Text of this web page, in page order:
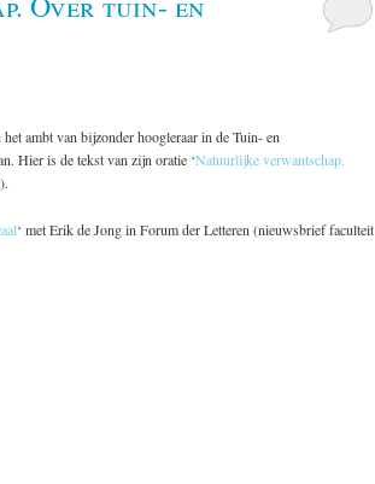
ambt van bijzonder hoogleraar in de Tuin- en
Hier is de tekst van zijn oratie ‘Natuurlijke verwantschap.
‘ met Erik de Jong in Forum der Letteren (nieuwsbrief faculteit